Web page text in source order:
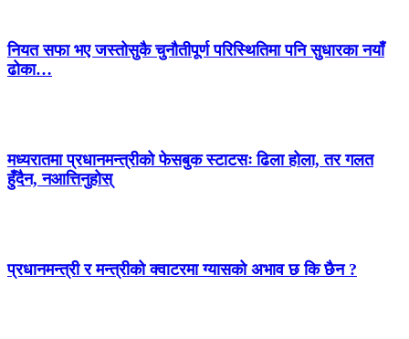
नियत सफा भए जस्तोसुकै चुनौतीपूर्ण परिस्थितिमा पनि सुधारका नयाँ
ढोका…
मध्यरातमा प्रधानमन्त्रीको फेसबुक स्टाटसः ढिला होला, तर गलत
हुँदैन, नआत्तिनुहोस्
प्रधानमन्त्री र मन्त्रीको क्वाटरमा ग्यासको अभाव छ कि छैन ?